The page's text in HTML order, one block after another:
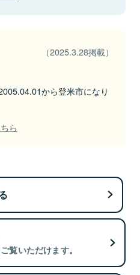
（2025.3.28掲載）
から登米市になり
ら
覧いただけます。